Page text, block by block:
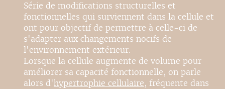
Série de modifications structurelles et
fonctionnelles qui surviennent dans la cellule et
ont pour objectif de permettre à celle-ci de
s'adapter aux changements nocifs de
l'environnement extérieur.
Lorsque la cellule augmente de volume pour
améliorer sa capacité fonctionnelle, on parle
alors d'hypertrophie cellulaire, fréquente dans